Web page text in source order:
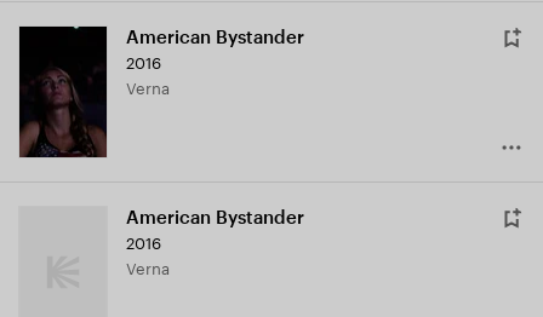
American Bystander
2016
Verna
American Bystander
2016
Verna